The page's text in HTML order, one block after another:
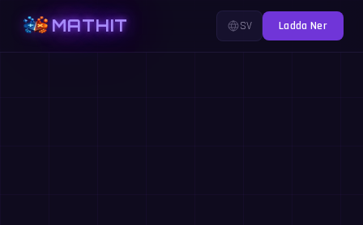
MATHIT SV Ladda Ner